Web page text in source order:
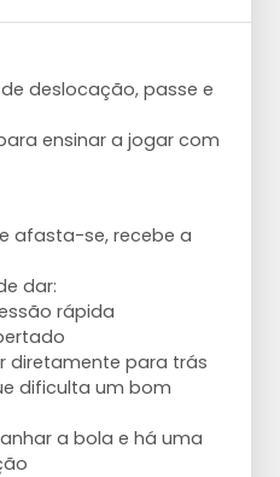
deslocação, passe e
ensinar a jogar com
afasta-se, recebe a
dar:
rápida
diretamente para trás
dificulta um bom
a bola e há uma